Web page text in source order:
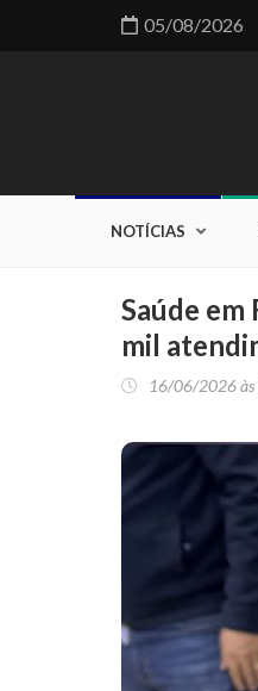
05/08/2026
NOTÍCIAS
Saúde em
mil
16/06/2026